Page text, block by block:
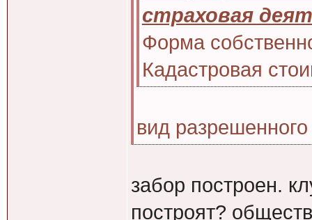
страховая
Форма
Кадастровая
вид
забор построен.
построят?